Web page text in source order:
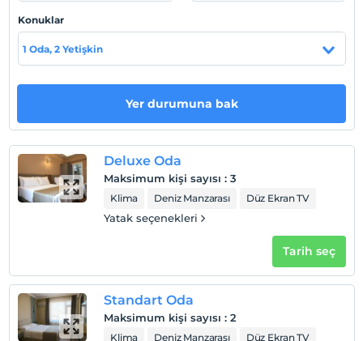
Sinop'umuzun doğal, tarihi ve kültürel mirasını görmek
Tesis lokasyon bilgileri
masmavi denizi ve tarihi dokuları ile Sinop. Otelimizin
mükemmel konumundan faydalanarak tüm güzellikleri
keşfedin.
Haritada Göster
Check/in
En erken saat 14:00 ve sonrası
Konuklar
1 Oda, 2 Yetişkin
Yer durumuna bak
Deluxe Oda
Maksimum kişi sayısı : 3
Klima Deniz Manzarası Düz Ekran TV
Yatak seçenekleri
Tarih seç
Standart Oda
Maksimum kişi sayısı : 2
Klima Deniz Manzarası Düz Ekran TV